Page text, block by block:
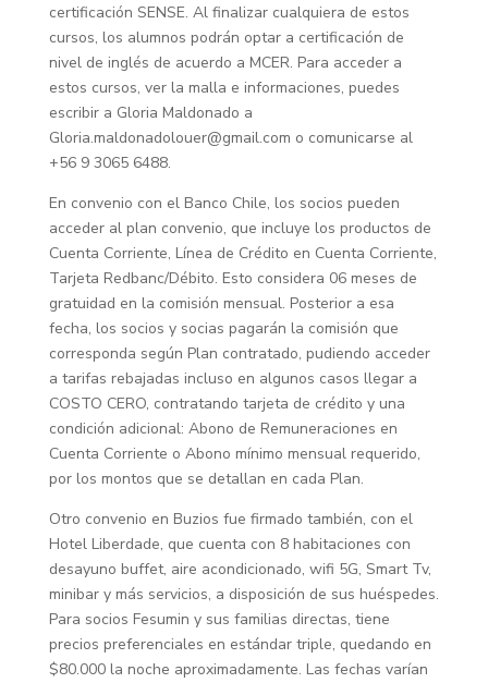
certificación SENSE. Al finalizar cualquiera de estos
cursos, los alumnos podrán optar a certificación de
nivel de inglés de acuerdo a MCER. Para acceder a
estos cursos, ver la malla e informaciones, puedes
escribir a Gloria Maldonado a
Gloria.maldonadolouer@gmail.com o comunicarse al
+56 9 3065 6488.
En convenio con el Banco Chile, los socios pueden
acceder al plan convenio, que incluye los productos de
Cuenta Corriente, Línea de Crédito en Cuenta Corriente,
Tarjeta Redbanc/Débito. Esto considera 06 meses de
gratuidad en la comisión mensual. Posterior a esa
fecha, los socios y socias pagarán la comisión que
corresponda según Plan contratado, pudiendo acceder
a tarifas rebajadas incluso en algunos casos llegar a
COSTO CERO, contratando tarjeta de crédito y una
condición adicional: Abono de Remuneraciones en
Cuenta Corriente o Abono mínimo mensual requerido,
por los montos que se detallan en cada Plan.
Otro convenio en Buzios fue firmado también, con el
Hotel Liberdade, que cuenta con 8 habitaciones con
desayuno buffet, aire acondicionado, wifi 5G, Smart Tv,
minibar y más servicios, a disposición de sus huéspedes.
Para socios Fesumin y sus familias directas, tiene
precios preferenciales en estándar triple, quedando en
$80.000 la noche aproximadamente. Las fechas varían